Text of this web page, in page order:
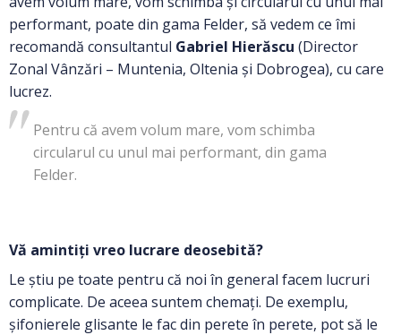
performant, poate din gama Felder, să vedem ce îmi
recomandă consultantul Gabriel Hierăscu (Director
Zonal Vânzări – Muntenia, Oltenia și Dobrogea), cu care
lucrez.
Pentru că avem volum mare, vom schimba
circularul cu unul mai performant, din gama
Felder.
Vă amintiți vreo lucrare deosebită?
Le știu pe toate pentru că noi în general facem lucruri
complicate. De aceea suntem chemați. De exemplu,
șifonierele glisante le fac din perete în perete, pot să le